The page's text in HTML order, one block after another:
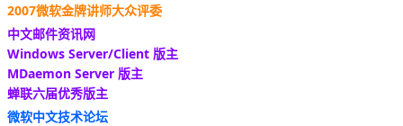
2007微软金牌讲师大众评委
中文邮件资讯网
Windows Server/Client 版主
MDaemon Server 版主
蝉联六届优秀版主
微软中文技术论坛